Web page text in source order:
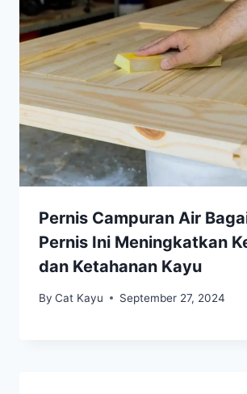
Pernis Campuran Air
Pernis Ini Meningkatkan
dan Ketahanan Kayu
By Cat Kayu September 27, 2024